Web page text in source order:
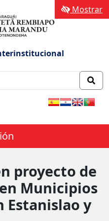
Mostrar
proyecto de
Municipios
Estanislao y